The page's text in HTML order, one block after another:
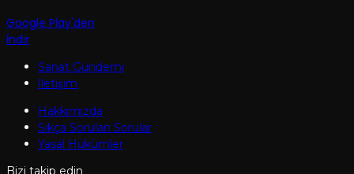
Google Play'den
İndir
Sanat Gündemi
İletişim
Hakkımızda
Sıkça Sorulan Sorular
Yasal Hükümler
Bizi takip edin